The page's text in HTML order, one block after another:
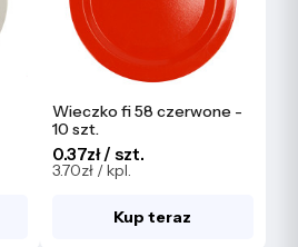
Wieczko fi 58 czerwone -
10 szt.
0.37zł / szt.
3.70zł / kpl.
Kup teraz